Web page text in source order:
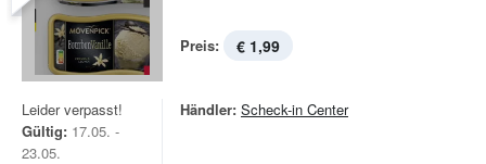
Preis: € 1,99
Leider verpasst!
Gültig: 17.05. -
23.05.
Händler: Scheck-in Center